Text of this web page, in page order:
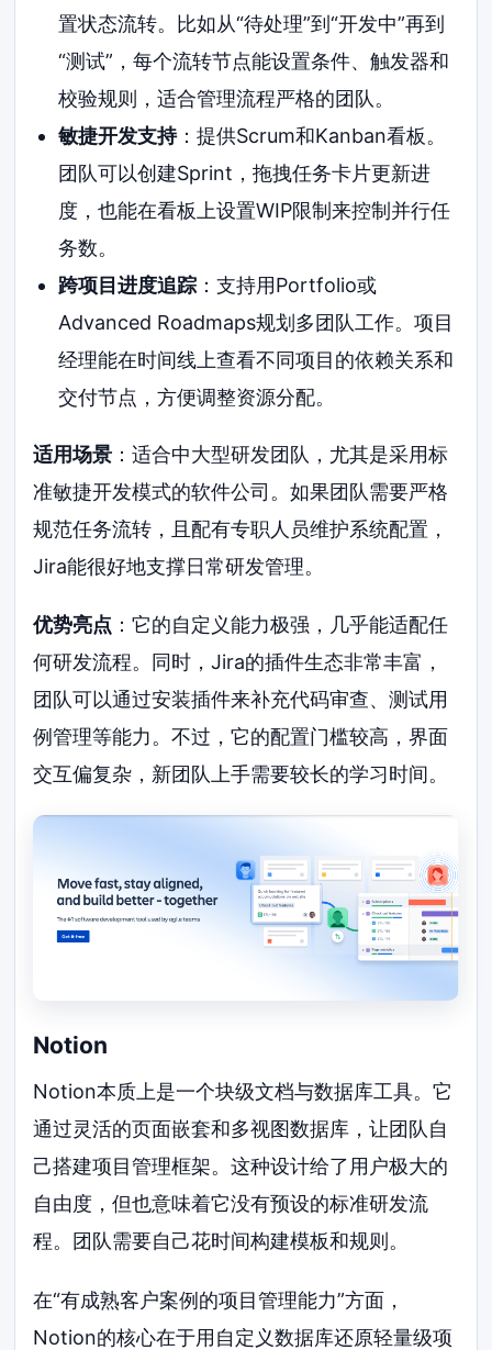
置状态流转。比如从“待处理”到“开发中”再到
“测试”，每个流转节点能设置条件、触发器和
校验规则，适合管理流程严格的团队。
敏捷开发支持：提供Scrum和Kanban看板。
团队可以创建Sprint，拖拽任务卡片更新进
度，也能在看板上设置WIP限制来控制并行任
务数。
跨项目进度追踪：支持用Portfolio或
Advanced Roadmaps规划多团队工作。项目
经理能在时间线上查看不同项目的依赖关系和
交付节点，方便调整资源分配。
适用场景 ：适合中大型研发团队，尤其是采用标
准敏捷开发模式的软件公司。如果团队需要严格
规范任务流转，且配有专职人员维护系统配置，
Jira能很好地支撑日常研发管理。
优势亮点 ：它的自定义能力极强，几乎能适配任
何研发流程。同时，Jira的插件生态非常丰富，
团队可以通过安装插件来补充代码审查、测试用
例管理等能力。不过，它的配置门槛较高，界面
交互偏复杂，新团队上手需要较长的学习时间。
Notion
Notion本质上是一个块级文档与数据库工具。它
通过灵活的页面嵌套和多视图数据库，让团队自
己搭建项目管理框架。这种设计给了用户极大的
自由度，但也意味着它没有预设的标准研发流
程。团队需要自己花时间构建模板和规则。
在“有成熟客户案例的项目管理能力”方面，
Notion的核心在于用自定义数据库还原轻量级项